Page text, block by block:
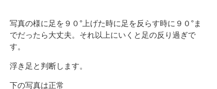
写真の様に足を９０°上げた時に足を反らす時に９０°ま
でだったら大丈夫。それ以上にいくと足の反り過ぎで
す。
浮き足と判断します。
下の写真は正常